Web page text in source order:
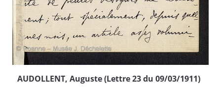
AUDOLLENT, Auguste (Lettre 23 du 09/03/1911)